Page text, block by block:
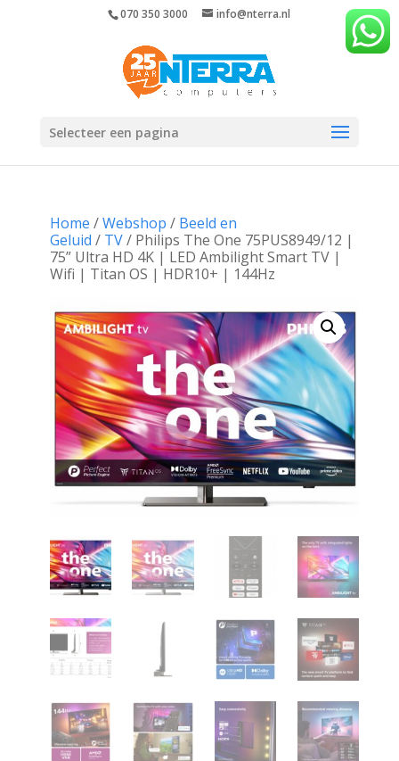
070 350 3000 info@nterra.nl
Selecteer een pagina
Home /Webshop / Beeld en
Geluid / TV/ Philips The One 75PUS8949/12 |
75” Ultra HD 4K | LED Ambilight Smart TV |
Wifi | Titan OS | HDR10+ | 144Hz